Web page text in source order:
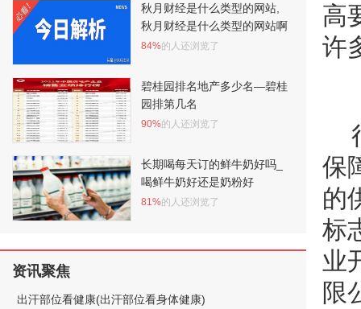
高
许
保
的
标
业
限
秋月财经是什么类型的网站,
秋月财经是什么类型的网站啊
84%的人还浏览了
碧桂园排名地产多少名—碧桂
园排第几名
90%的人还浏览了
长期喝每天订的鲜牛奶好吗_
喝鲜牛奶好还是奶粉好
81%的人还浏览了
资讯聚焦
出汗部位看健康(出汗部位看身体健康)